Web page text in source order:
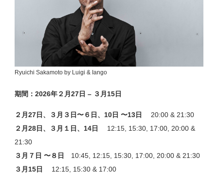
Ryuichi Sakamoto by Luigi & Iango
期間：2026年２月27日 – ３月15日
２月27日、３月３日〜６日、10日 〜13日
20:00 & 21:30
２月28日、３月１日、14日
12:15, 15:30, 17:00, 20:00 &
21:30
３月７日 〜８日 10:45, 12:15, 15:30, 17:00, 20:00 & 21:30
３月15日
12:15, 15:30 & 17:00